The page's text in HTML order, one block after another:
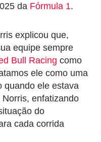
da Fórmula 1.
explicou que,
equipe sempre
Bull Racing como
ele como uma
quando ele estava
enfatizando
do
cada corrida